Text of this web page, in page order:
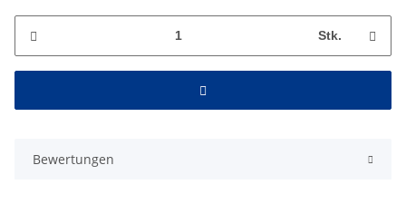
Stk.
Bewertungen